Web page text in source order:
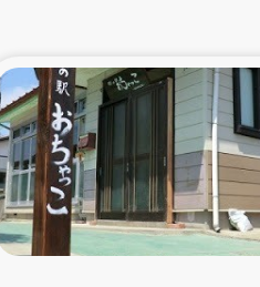
援
サイクル・プロジ